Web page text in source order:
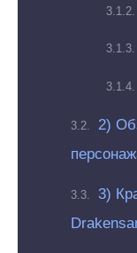
2)
3)